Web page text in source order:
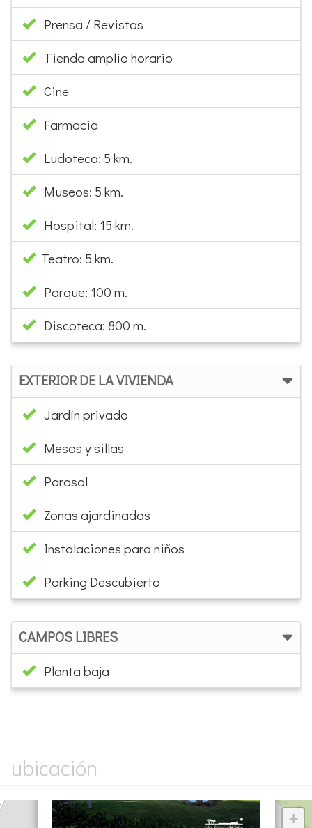
Prensa / Revistas
Tienda amplio horario
Cine
Farmacia
Ludoteca: 5 km.
Museos: 5 km.
Hospital: 15 km.
Teatro: 5 km.
Parque: 100 m.
Discoteca: 800 m.
EXTERIOR DE LA VIVIENDA
Jardín privado
Mesas y sillas
Parasol
Zonas ajardinadas
Instalaciones para niños
Parking Descubierto
CAMPOS LIBRES
Planta baja
ubicación
+